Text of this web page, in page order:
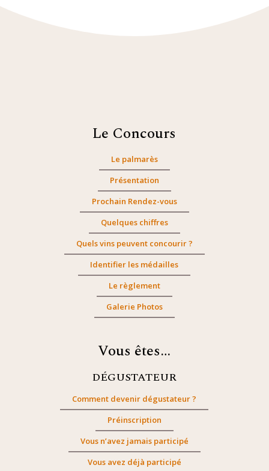
Le Concours
Le palmarès
Présentation
Prochain Rendez-vous
Quelques chiffres
Quels vins peuvent concourir ?
Identifier les médailles
Le règlement
Galerie Photos
Vous êtes…
DÉGUSTATEUR
Comment devenir dégustateur ?
Préinscription
Vous n’avez jamais participé
Vous avez déjà participé